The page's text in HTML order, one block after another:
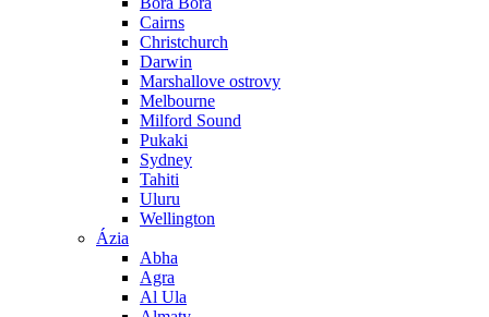
Cairns
Christchurch
Darwin
Marshallove ostrovy
Melbourne
Milford Sound
Pukaki
Sydney
Tahiti
Uluru
Wellington
Ázia
Abha
Agra
Al Ula